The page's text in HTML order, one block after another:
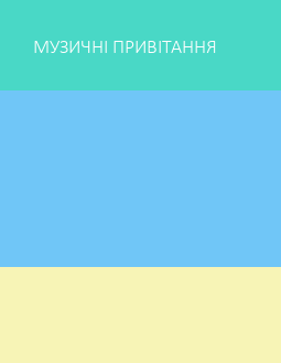
МУЗИЧНІ ПРИВІТАННЯ